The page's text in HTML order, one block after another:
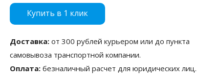
Купить в 1 клик
Доставка: от 300 рублей курьером или до пункта
самовывоза транспортной компании.
Оплата: безналичный расчет для юридических лиц.